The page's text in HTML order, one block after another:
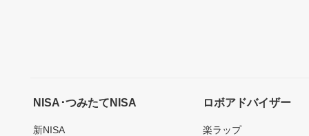
NISA･つみたてNISA
新NISA
ロボアドバイザー
楽ラップ